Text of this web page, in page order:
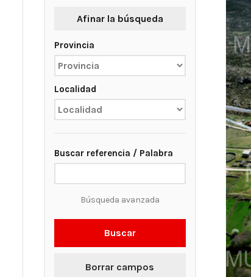
Afinar la búsqueda
Provincia
Localidad
Buscar referencia / Palabra
Búsqueda avanzada
Buscar
Borrar campos